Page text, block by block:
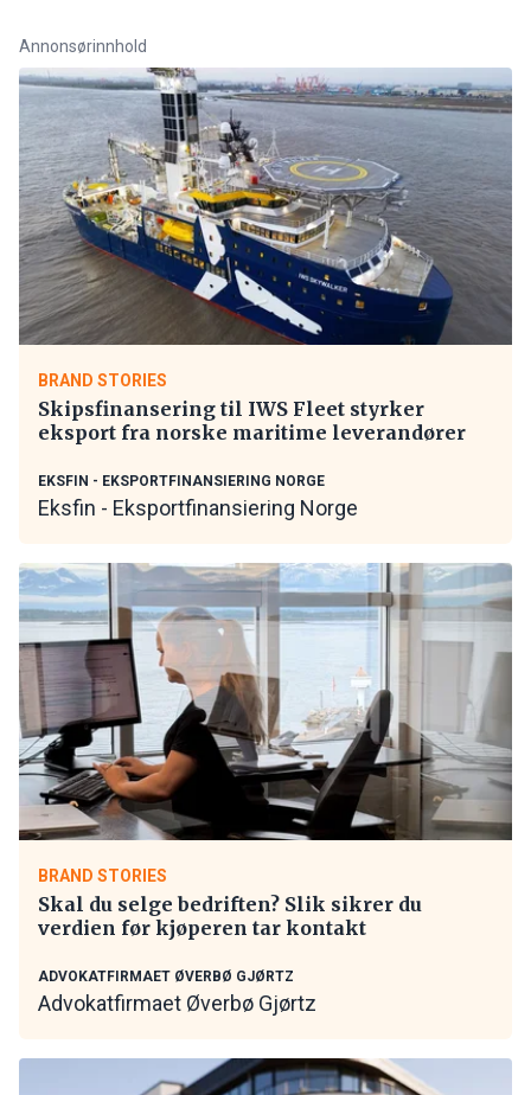
Annonsørinnhold
BRAND STORIES
Skipsfinansering til IWS Fleet styrker
eksport fra norske maritime leverandører
EKSFIN - EKSPORTFINANSIERING NORGE
Eksfin - Eksportfinansiering Norge
BRAND STORIES
Skal du selge bedriften? Slik sikrer du
verdien før kjøperen tar kontakt
ADVOKATFIRMAET ØVERBØ GJØRTZ
Advokatfirmaet Øverbø Gjørtz